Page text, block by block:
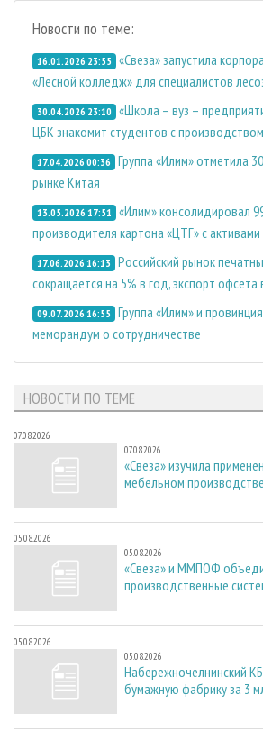
Новости по теме:
16.01.2026 23:55 «Свеза» запустила
«Лесной колледж» для специалистов
30.04.2026 23:10 «Школа – вуз –
ЦБК знакомит студентов с производством
17.04.2026 00:36 Группа «Илим» отметила
рынке Китая
13.05.2026 17:51 «Илим» консолидировал
производителя картона «ЦТГ» с активами
17.06.2026 16:13 Российский рынок
сокращается на 5% в год, экспорт офсета
09.07.2026 16:55 Группа «Илим» и
меморандум о сотрудничестве
НОВОСТИ ПО ТЕМЕ
07.08.2026
07.08.2026
«Свеза» изучила
мебельном производстве
05.08.2026
05.08.2026
«Свеза» и ММПОФ
производственные
05.08.2026
05.08.2026
Набережночелнинский
бумажную фабрику за 3